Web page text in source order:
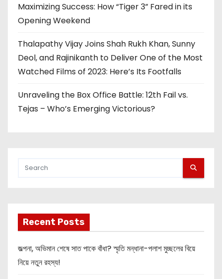
Maximizing Success: How “Tiger 3” Fared in its
Opening Weekend
Thalapathy Vijay Joins Shah Rukh Khan, Sunny
Deol, and Rajinikanth to Deliver One of the Most
Watched Films of 2023: Here’s Its Footfalls
Unraveling the Box Office Battle: 12th Fail vs.
Tejas – Who’s Emerging Victorious?
Recent Posts
জল্পনা, অভিমান শেষে সাত পাকে বাঁধা? স্মৃতি মন্ধানা-পলাশ মুচ্ছলের বিয়ে
নিয়ে নতুন রহস্য!